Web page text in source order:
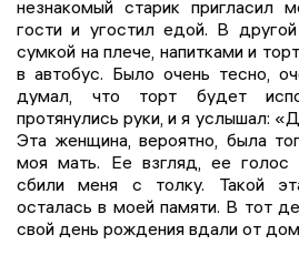
незнакомый старик
гости и угостил едой. В
сумкой на плече, напитками и
в автобус. Было очень тесно,
думал, что торт будет
протянулись руки, и я услышал:
Эта женщина, вероятно, была
моя мать. Ее взгляд, ее голос
сбили меня с толку. Такой
осталась в моей памяти. В тот
свой день рождения вдали от